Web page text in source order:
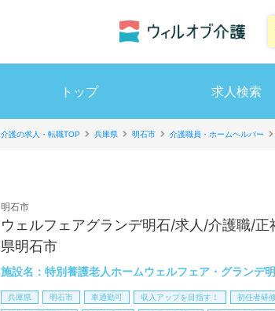
トップ 求人検索
介護の求人・転職TOP 兵庫県 明石市 介護職員・ホームヘルパー
ウェルフェアグランデ明石/求人/介護職/
県明石市
施設名： 特別養護老人ホームウェルフェア・グランデ
明石市
兵庫県 明石市 車通勤可 収入アップを目指す！ 初任者研